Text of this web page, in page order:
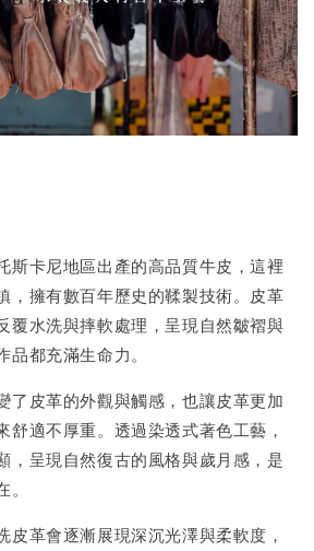
斯卡尼地區出產的高品質牛皮，這裡
，擁有數百年歷史的鞣製技術。皮革
覆水洗與摔軟處理，呈現自然皺褶與
都充滿生命力。
了皮革的外觀與觸感，也讓皮革更加
舒適不厚重。透過染透式著色工藝，
，呈現自然復古的風格與歲月感，是
皮革會逐漸展現深沉光澤與柔軟度，